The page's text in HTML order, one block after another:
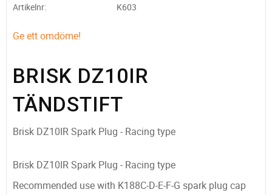
Artikelnr
K603
Ge ett omdöme!
BRISK DZ10IR
TÄNDSTIFT
Brisk DZ10IR Spark Plug - Racing type
Brisk DZ10IR Spark Plug - Racing type
Recommended use with K188C-D-E-F-G spark plug cap